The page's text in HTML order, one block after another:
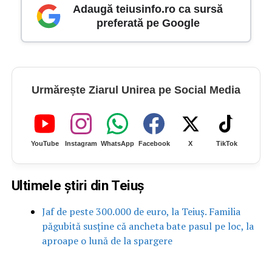
Adaugă teiusinfo.ro ca sursă
preferată pe Google
Urmărește Ziarul Unirea pe Social Media
YouTube Instagram WhatsApp Facebook X TikTok
Ultimele știri din Teiuș
Jaf de peste 300.000 de euro, la Teiuș. Familia
păgubită susține că ancheta bate pasul pe loc, la
aproape o lună de la spargere